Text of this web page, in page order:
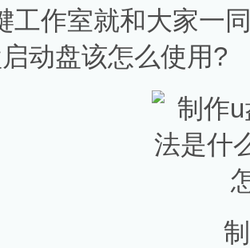
工作室就和大家一
动盘该怎么使用?
制